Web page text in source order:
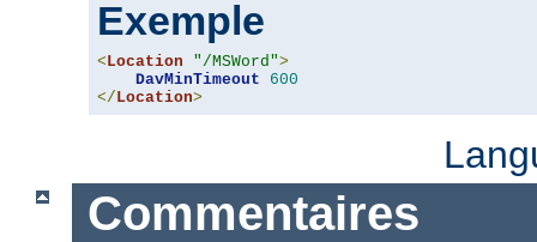
Exemple
< Location "/MSWord">
DavMinTimeout
600
</ Location>
Commentaires